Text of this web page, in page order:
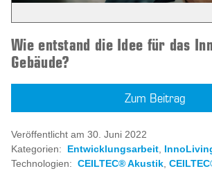
Wie entstand die Idee für das
Gebäude?
Zum Beitrag
Veröffentlicht am 30. Juni 2022
Kategorien:
Entwicklungsarbeit,
Technologien: CEILTEC® Akustik,